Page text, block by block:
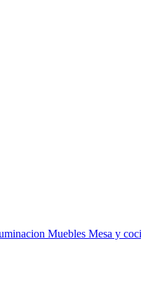
Muebles Mesa y